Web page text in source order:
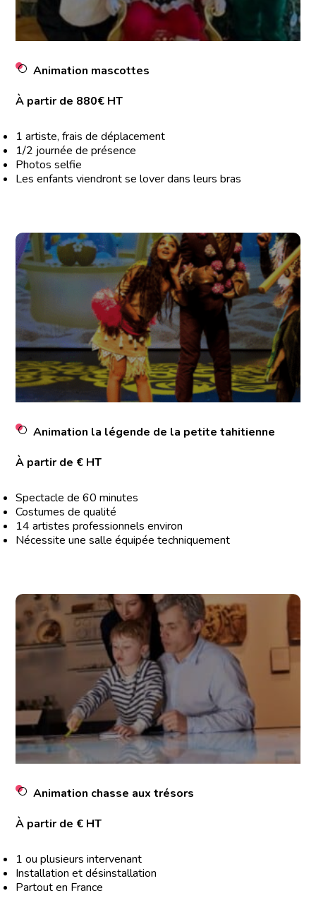
Animation mascottes
À partir de 880€ HT
1 artiste, frais de déplacement
1/2 journée de présence
Photos selfie
Les enfants viendront se lover dans leurs bras
Animation la légende de la petite tahitienne
À partir de € HT
Spectacle de 60 minutes
Costumes de qualité
14 artistes professionnels environ
Nécessite une salle équipée techniquement
Animation chasse aux trésors
À partir de € HT
1 ou plusieurs intervenant
Installation et désinstallation
Partout en France